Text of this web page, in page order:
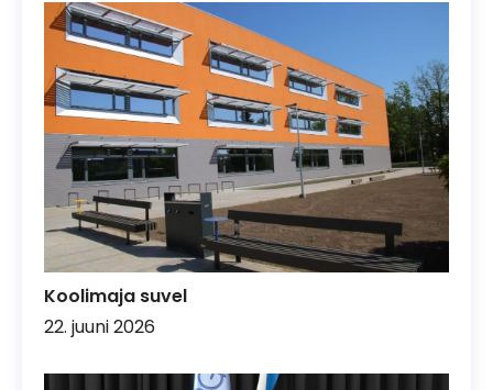
Koolimaja suvel
22. juuni 2026